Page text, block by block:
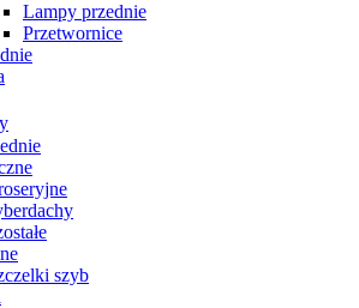
Lampy przednie
Przetwornice
szyb